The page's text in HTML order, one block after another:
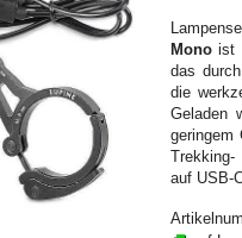
Mono ist
das
die
Geladen
geringem
Trekking-
auf USB-